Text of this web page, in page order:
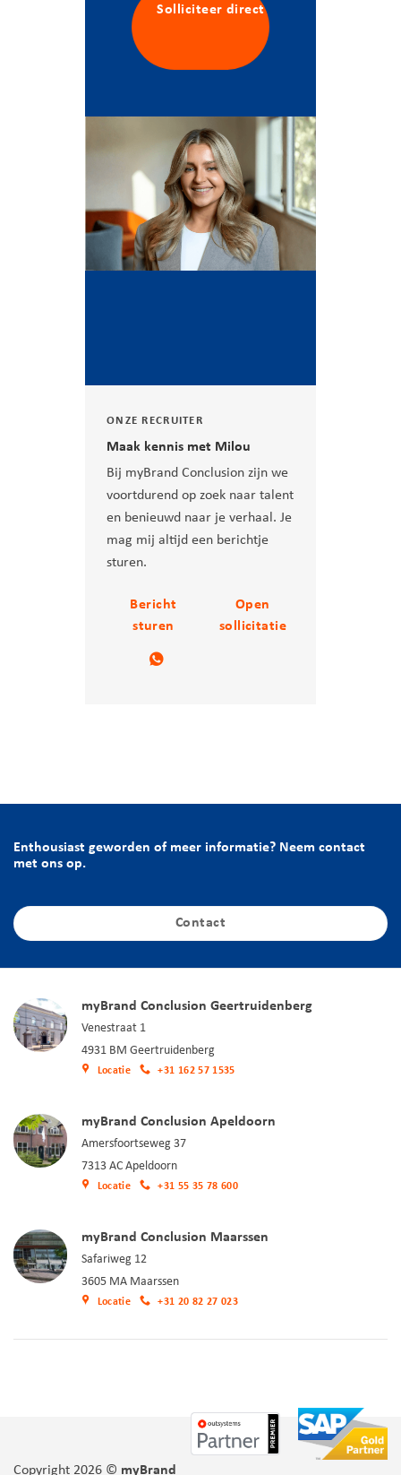
Solliciteer direct
ONZE RECRUITER
Maak kennis met Milou
Bij myBrand Conclusion zijn we
voortdurend op zoek naar talent
en benieuwd naar je verhaal. Je
mag mij altijd een berichtje
sturen.
Bericht
sturen
Open
sollicitatie
Enthousiast geworden of meer informatie? Neem contact
met ons op.
Contact
myBrand Conclusion Geertruidenberg
Venestraat 1
4931 BM Geertruidenberg
Locatie +31 162 57 1535
myBrand Conclusion Apeldoorn
Amersfoortseweg 37
7313 AC Apeldoorn
Locatie +31 55 35 78 600
myBrand Conclusion Maarssen
Safariweg 12
3605 MA Maarssen
Locatie +31 20 82 27 023
Copyright 2026 © myBrand